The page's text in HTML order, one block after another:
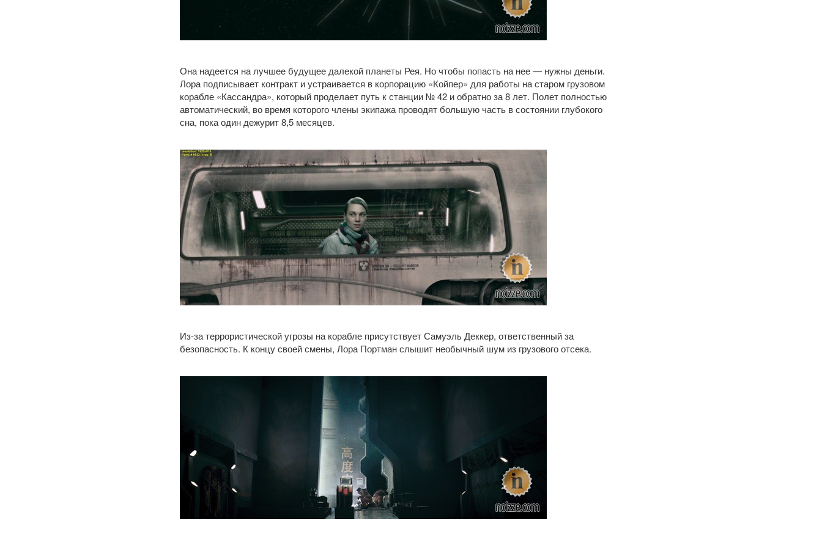
Она надеется на лучшее будущее далекой планеты Рея. Но чтобы попасть на нее — нужны деньги.
Лора подписывает контракт и устраивается в корпорацию «Койпер» для работы на старом грузовом
корабле «Кассандра», который проделает путь к станции № 42 и обратно за 8 лет. Полет полностью
автоматический, во время которого члены экипажа проводят большую часть в состоянии глубокого
сна, пока один дежурит 8,5 месяцев.
Из-за террористической угрозы на корабле присутствует Самуэль Деккер, ответственный за
безопасность. К концу своей смены, Лора Портман слышит необычный шум из грузового отсека.